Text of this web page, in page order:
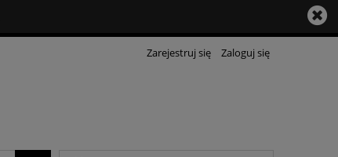
Zarejestruj się Zaloguj się